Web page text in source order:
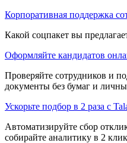
Корпоративная поддержка
Какой соцпакет вы
Оформляйте кандидатов
Проверяйте сотрудников и
документы без бумаг и
Ускорьте подбор в 2 раза с
Автоматизируйте сбор
собирайте аналитику в 2